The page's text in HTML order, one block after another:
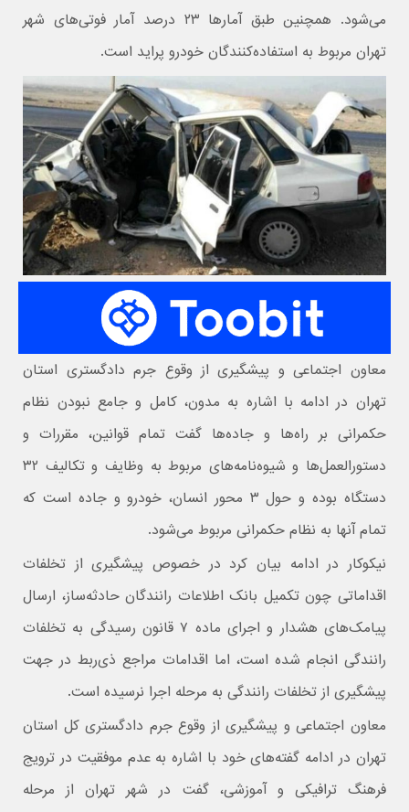
می‌شود. همچنین طبق آمارها ۲۳ درصد آمار فوتی‌های شهر
تهران مربوط به استفاده‌کنندگان خودرو پراید است.
معاون اجتماعی و پیشگیری از وقوع جرم دادگستری استان
تهران در ادامه با اشاره به مدون، کامل و جامع نبودن نظام
حکمرانی بر راه‌ها و جاده‌ها گفت تمام قوانین، مقررات و
دستورالعمل‌ها و شیوه‌نامه‌های مربوط به وظایف و تکالیف ۳۲
دستگاه بوده و حول ۳ محور انسان، خودرو و جاده است که
تمام آنها به نظام حکمرانی مربوط می‌شود.
نیکوکار در ادامه بیان کرد در خصوص پیشگیری از تخلفات
اقداماتی چون تکمیل بانک اطلاعات رانندگان حادثه‌ساز، ارسال
پیامک‌های هشدار و اجرای ماده ۷ قانون رسیدگی به تخلفات
رانندگی انجام شده است، اما اقدامات مراجع ذی‌ربط در جهت
پیشگیری از تخلفات رانندگی به مرحله اجرا نرسیده است.
معاون اجتماعی و پیشگیری از وقوع جرم دادگستری کل استان
تهران در ادامه گفته‌های خود با اشاره به عدم موفقیت در ترویج
فرهنگ ترافیکی و آموزشی، گفت در شهر تهران از مرحله